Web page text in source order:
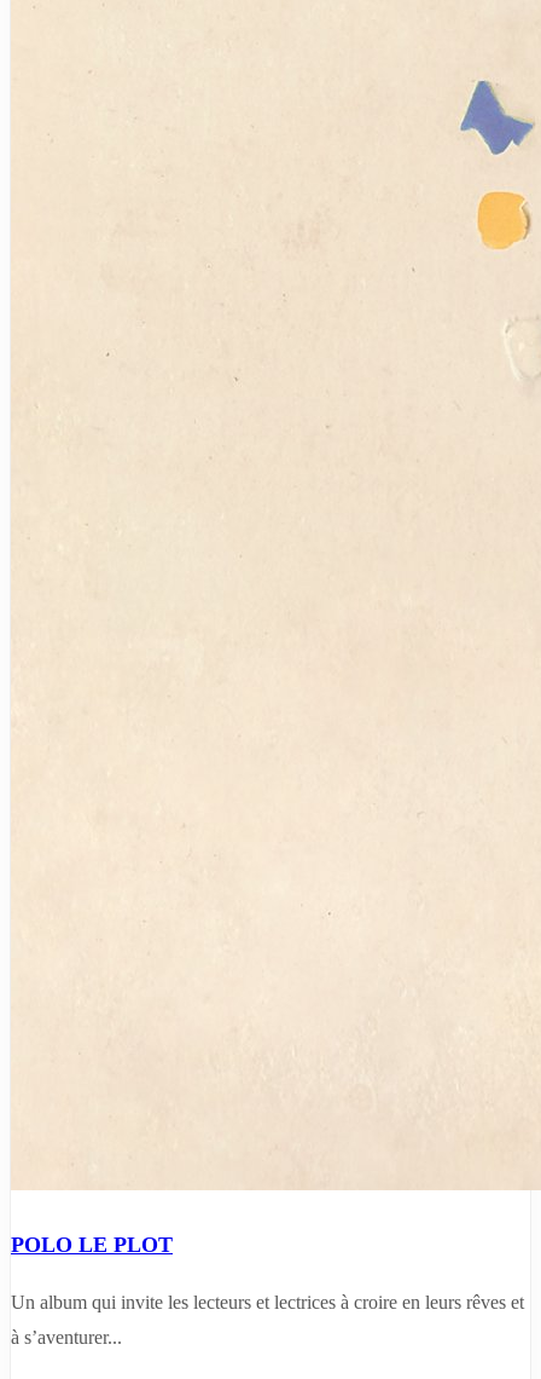
POLO LE PLOT
Un album qui invite les lecteurs et lectrices à croire en leurs rêves et
à s’aventurer...